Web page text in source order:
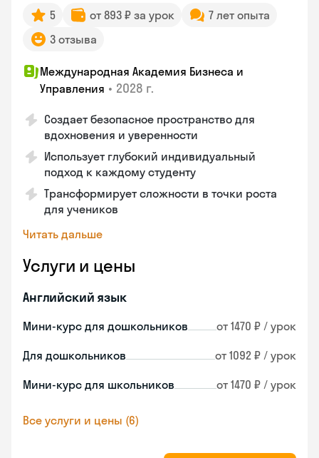
5 от 893 ₽ за урок
7 лет опыта
3 отзыва
Международная Академия Бизнеса и
Управления • 2028 г.
Создает безопасное пространство для
вдохновения и уверенности
Использует глубокий индивидуальный
подход к каждому студенту
Трансформирует сложности в точки роста
для учеников
Читать дальше
Услуги и цены
Английский язык
Мини-курс для дошкольников от 1470 ₽ / урок
Для дошкольников от 1092 ₽ / урок
Мини-курс для школьников от 1470 ₽ / урок
Все услуги и цены (6)